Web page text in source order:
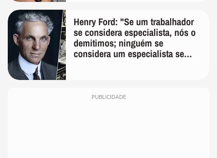
Henry Ford: "Se um trabalhador
se considera especialista, nós o
demitimos; ninguém se
considera um especialista se
PUBLICIDADE